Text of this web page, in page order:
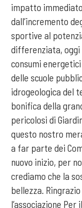
impatto
dall’incremento
sportive al
differenziata, oggi
consumi
delle scuole
idrogeologica del
bonifica della
pericolosi di
questo nostro
a far parte dei
nuovo inizio, per
crediamo che la
bellezza.
l’associazione